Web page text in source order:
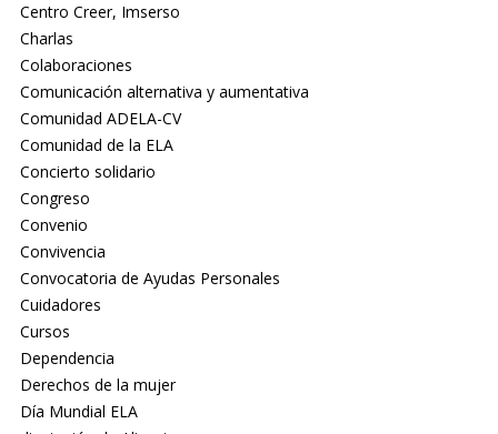
Centro Creer, Imserso
Charlas
Colaboraciones
Comunicación alternativa y aumentativa
Comunidad ADELA-CV
Comunidad de la ELA
Concierto solidario
Congreso
Convenio
Convivencia
Convocatoria de Ayudas Personales
Cuidadores
Cursos
Dependencia
Derechos de la mujer
Día Mundial ELA